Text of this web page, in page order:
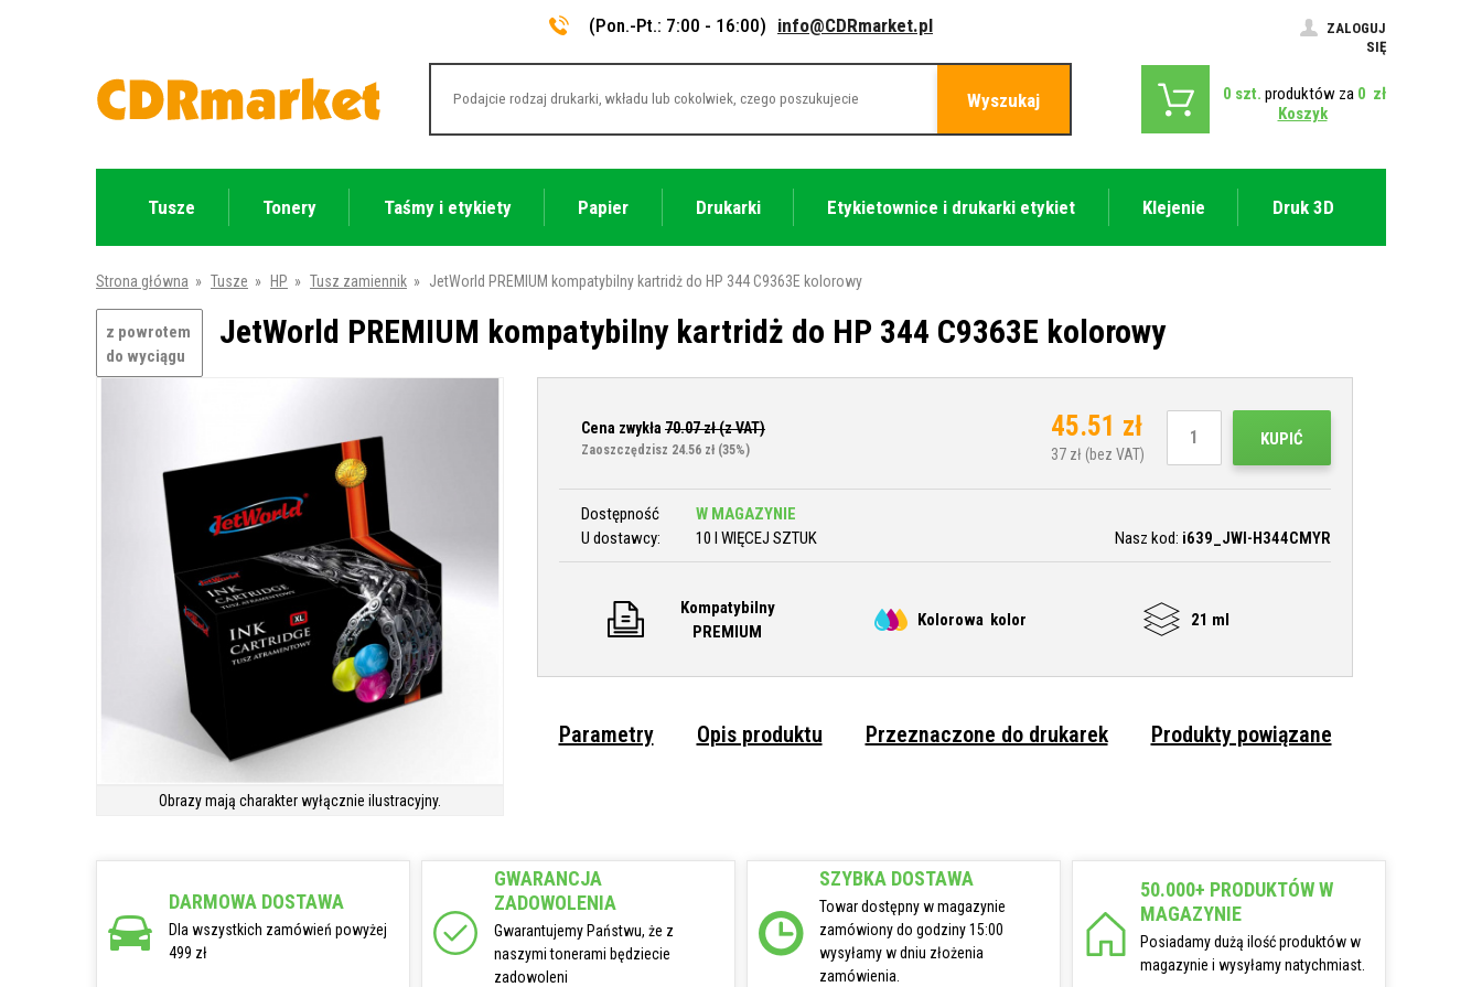
(Pon.-Pt.: 7:00 - 16:00) info@CDRmarket.pl
ZALOGUJ
SIĘ
Wyszukaj 0 szt. produktów za 0 zł
Koszyk
Tusze Tonery Taśmy i etykiety Papier Drukarki Etykietownice i drukarki etykiet Klejenie Druk 3D
Strona główna » Tusze » HP » Tusz zamiennik » JetWorld PREMIUM kompatybilny kartridż do HP 344 C9363E kolorowy
z powrotem
do wyciągu
JetWorld PREMIUM kompatybilny kartridż do HP 344 C9363E kolorowy
Obrazy mają charakter wyłącznie ilustracyjny.
Cena zwykła 70.07zł (z VAT)
Zaoszczędzisz 24.56 zł (35%)
45.51 zł
37zł (bez VAT)
KUPIĆ
Dostępność
W MAGAZYNIE
U dostawcy:
10 I WIĘCEJ SZTUK Nasz kod: i639_JWI-H344CMYR
Kompatybilny
PREMIUM
Kolorowa kolor 21 ml
Parametry Opis produktu Przeznaczone do drukarek Produkty powiązane
DARMOWA DOSTAWA
Dla wszystkich zamówień powyżej
499 zł
GWARANCJA
ZADOWOLENIA
Gwarantujemy Państwu, że z
naszymi tonerami będziecie
zadowoleni
SZYBKA DOSTAWA
Towar dostępny w magazynie
zamówiony do godziny 15:00
wysyłamy w dniu złożenia
zamówienia.
50.000+ PRODUKTÓW W
MAGAZYNIE
Posiadamy dużą ilość produktów w
magazynie i wysyłamy natychmiast.